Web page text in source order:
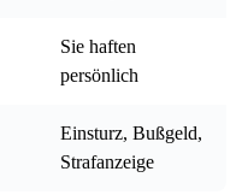
Sie haften
persönlich
Einsturz, Bußgeld,
Strafanzeige